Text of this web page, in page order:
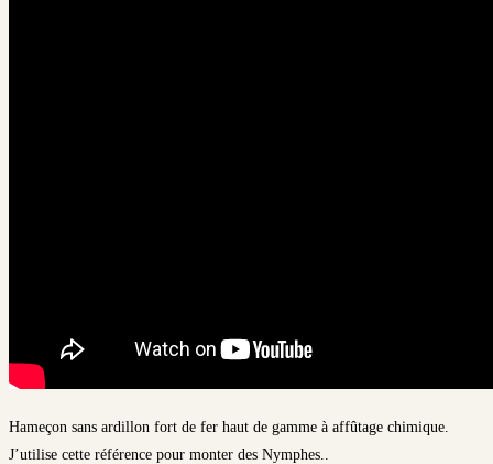
Hameçon sans ardillon fort de fer haut de gamme à affûtage chimique.
J’utilise cette référence pour monter des Nymphes..